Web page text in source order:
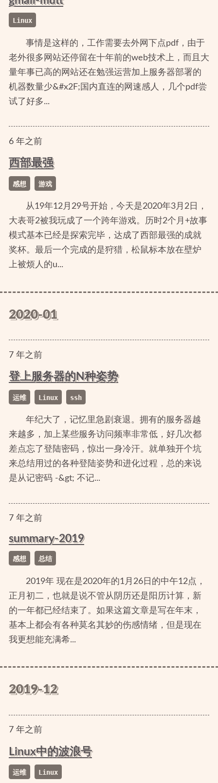
Linux
事情是这样的，工作需要去外网下点pdf，由于
老外很多网站还停留在十年前的web技术上，而且大
量年事已高的网站还在勉强运营加上服务器部署的
机器数量少&#x2F;国内直连的网速感人，几个pdf尝
试了好多...
6年之前
西部最强
感想 游戏
从19年12月29号开始，今天是2020年3月2日，
大表哥2被我玩成了一个跨年游戏。历时2个月+故事
模式基本已经是探索完毕，达成了西部最强的成就
奖杯。最后一个完成的是狩猎，松鼠标本放在壁炉
上被烦人的u...
2020-01
7年之前
登上服务器的N种姿势
运维 Linux ssh
年纪大了，记忆里急剧衰退。拥有的服务器越
来越多，加上某些服务访问频率非常低，好几次都
差点忘了登陆密码，惊出一身冷汗。就单独开个坑
来总结用过的各种登陆姿势和进化过程，总的来说
是从记密码 -&gt; 不记...
7年之前
summary-2019
感想 总结
2019年 现在是2020年的1月26日的中午12点，
正月初二，也就是说不管从阴历还是阳历计算，新
的一年都已经结束了。如果这篇文章是写在年末，
基本上都会有各种莫名其妙的伤感情绪，但是现在
我更想能充满希...
2019-12
7年之前
Linux中的波浪号
运维 Linux